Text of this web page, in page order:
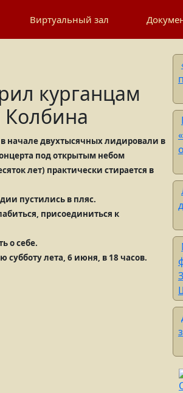
«КУРГАНСКОЕ
Виртуальный зал
курганцам
Колбина
начале двухтысячных лидировали в
под открытым небом
лет) практически стирается в
пустились в пляс.
присоединиться к
о себе.
лета, 6 июня, в 18 часов.